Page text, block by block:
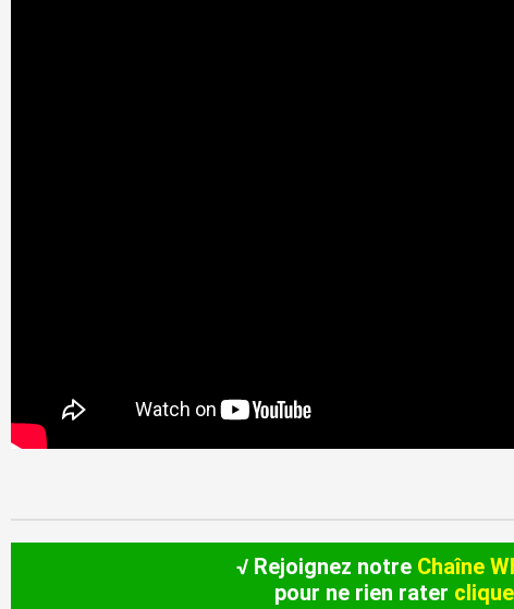
√ Rejoignez notre Chaîne
pour ne rien rater